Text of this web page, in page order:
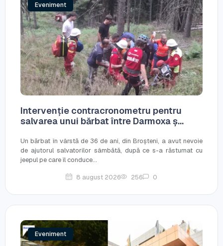
Eveniment
Intervenție contracronometru pentru
salvarea unui bărbat între Darmoxa ș...
Un bărbat în vârstă de 36 de ani, din Broșteni, a avut nevoie
de ajutorul salvatorilor sâmbătă, după ce s-a răsturnat cu
jeepul pe care îl conduce...
8 august 2026 256 0
Eveniment